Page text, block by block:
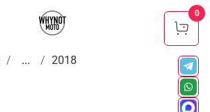
... 2018
0